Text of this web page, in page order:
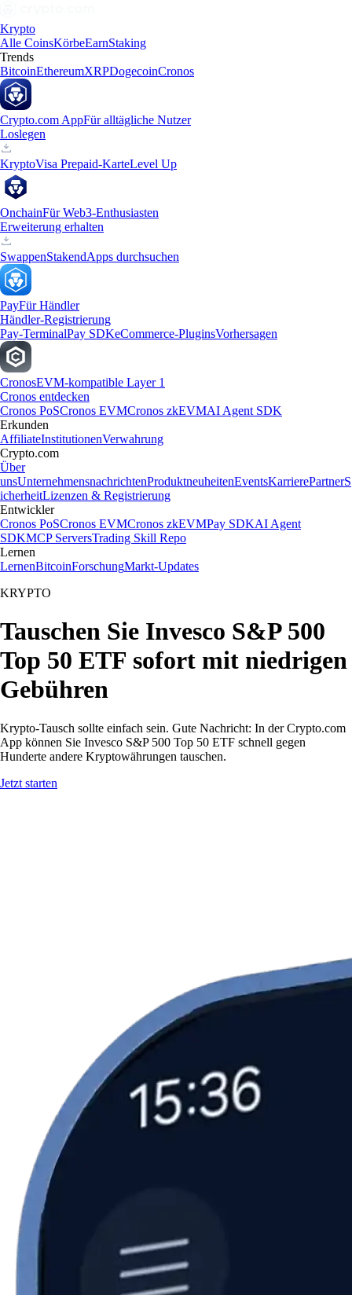
Krypto
Alle CoinsKörbeEarnStaking
Trends
BitcoinEthereumXRPDogecoinCronos
Crypto.com AppFür alltägliche Nutzer
Loslegen
KryptoVisa Prepaid-KarteLevel Up
OnchainFür Web3-Enthusiasten
Erweiterung erhalten
SwappenStakendApps durchsuchen
PayFür Händler
Händler-Registrierung
Pay-TerminalPay SDKeCommerce-PluginsVorhersagen
CronosEVM-kompatible Layer 1
Cronos entdecken
Cronos PoSCronos EVMCronos zkEVMAI Agent SDK
Erkunden
AffiliateInstitutionenVerwahrung
Crypto.com
Über
unsUnternehmensnachrichtenProduktneuheitenEventsKarrierePartnerS
icherheitLizenzen & Registrierung
Entwickler
Cronos PoSCronos EVMCronos zkEVMPay SDKAI Agent
SDKMCP ServersTrading Skill Repo
Lernen
LernenBitcoinForschungMarkt-Updates
KRYPTO
Tauschen Sie Invesco S&P 500
Top 50 ETF sofort mit niedrigen
Gebühren
Krypto-Tausch sollte einfach sein. Gute Nachricht: In der Crypto.com
App können Sie Invesco S&P 500 Top 50 ETF schnell gegen
Hunderte andere Kryptowährungen tauschen.
Jetzt starten